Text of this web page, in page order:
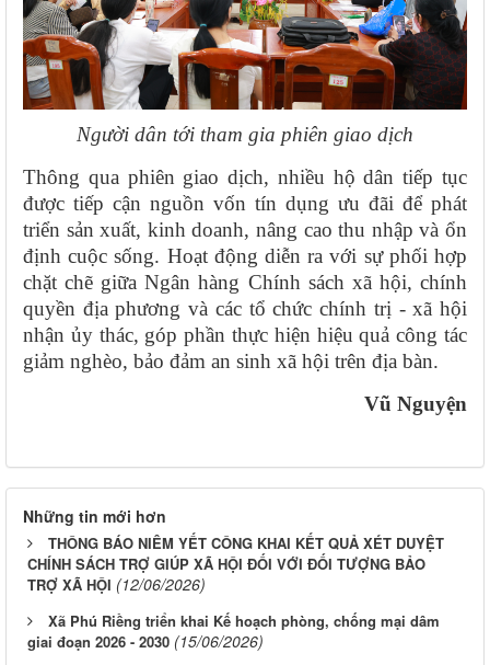
Người dân tới tham gia phiên giao dịch
Thông qua phiên giao dịch, nhiều hộ dân tiếp tục
được tiếp cận nguồn vốn tín dụng ưu đãi để phát
triển sản xuất, kinh doanh, nâng cao thu nhập và ổn
định cuộc sống. Hoạt động diễn ra với sự phối hợp
chặt chẽ giữa Ngân hàng Chính sách xã hội, chính
quyền địa phương và các tổ chức chính trị - xã hội
nhận ủy thác, góp phần thực hiện hiệu quả công tác
giảm nghèo, bảo đảm an sinh xã hội trên địa bàn.
Vũ Nguyện
Những tin mới hơn
THÔNG BÁO NIÊM YẾT CÔNG KHAI KẾT QUẢ XÉT DUYỆT
CHÍNH SÁCH TRỢ GIÚP XÃ HỘI ĐỐI VỚI ĐỐI TƯỢNG BẢO
TRỢ XÃ HỘI (12/06/2026)
Xã Phú Riềng triển khai Kế hoạch phòng, chống mại dâm
giai đoạn 2026 - 2030 (15/06/2026)